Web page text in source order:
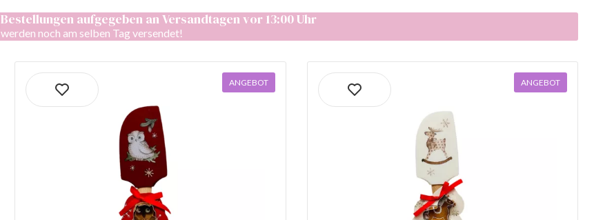
Bestellungen aufgegeben an Versandtagen vor 13:00 Uhr
werden noch am selben Tag versendet!
ANGEBOT ANGEBOT